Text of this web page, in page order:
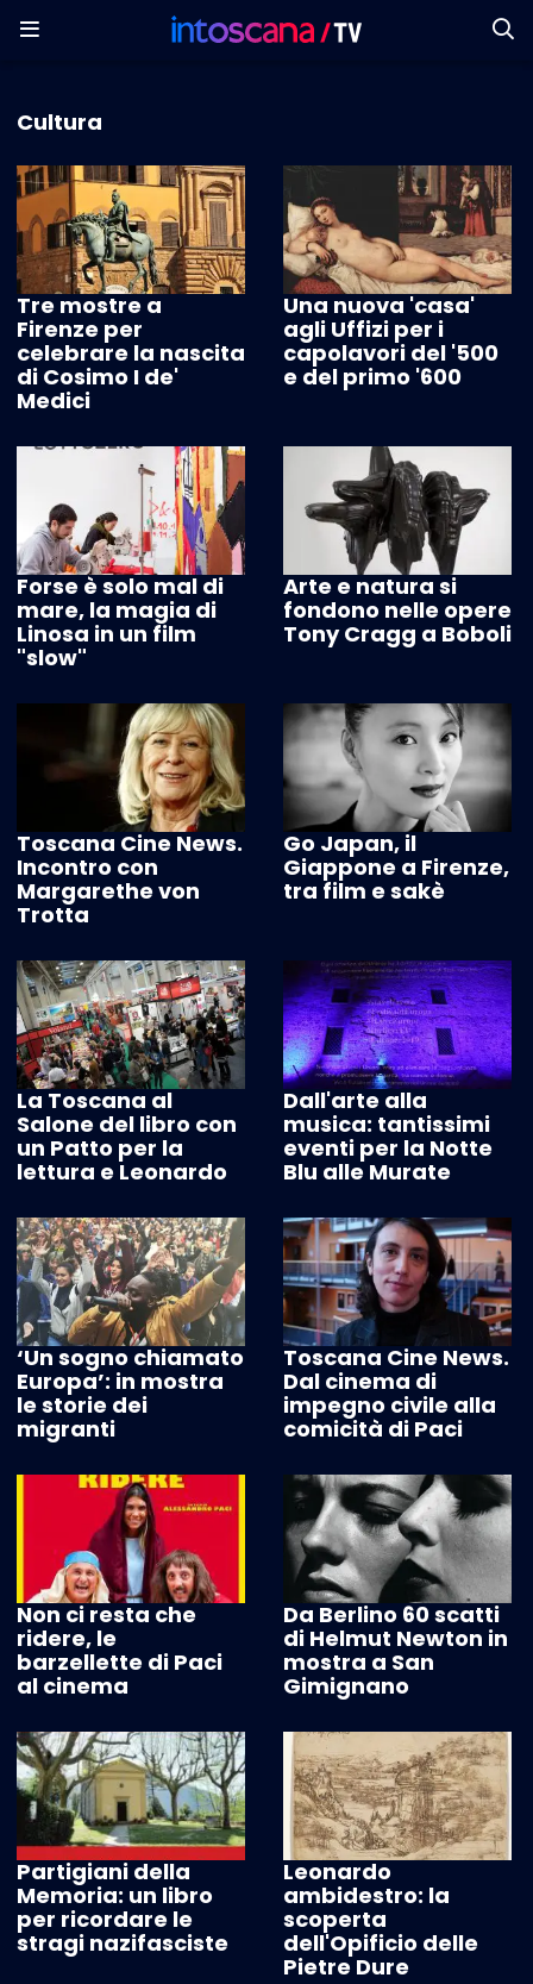
Cultura
Tre mostre a
Firenze per
celebrare la nascita
di Cosimo I de'
Medici
Una nuova 'casa'
agli Uffizi per i
capolavori del '500
e del primo '600
Forse è solo mal di
mare, la magia di
Linosa in un film
"slow"
Arte e natura si
fondono nelle opere
Tony Cragg a Boboli
Toscana Cine News.
Incontro con
Margarethe von
Trotta
Go Japan, il
Giappone a Firenze,
tra film e sakè
La Toscana al
Salone del libro con
un Patto per la
lettura e Leonardo
Dall'arte alla
musica: tantissimi
eventi per la Notte
Blu alle Murate
‘Un sogno chiamato
Europa’: in mostra
le storie dei
migranti
Toscana Cine News.
Dal cinema di
impegno civile alla
comicità di Paci
Non ci resta che
ridere, le
barzellette di Paci
al cinema
Da Berlino 60 scatti
di Helmut Newton in
mostra a San
Gimignano
Partigiani della
Memoria: un libro
per ricordare le
stragi nazifasciste
Leonardo
ambidestro: la
scoperta
dell'Opificio delle
Pietre Dure